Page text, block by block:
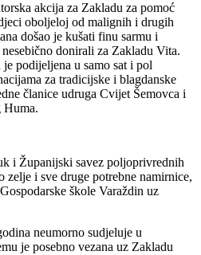
akcija za Zakladu za pomoć
oboljeloj od malignih i drugih
došao je kušati finu sarmu i
donirali za Zakladu Vita.
podijeljena u samo sat i pol
za tradicijske i blagdanske
članice udruga Cvijet Šemovca i
Huma.
i Županijski savez poljoprivrednih
zelje i sve druge potrebne namirnice,
škole Varaždin uz
neumorno sudjeluje u
je posebno vezana uz Zakladu